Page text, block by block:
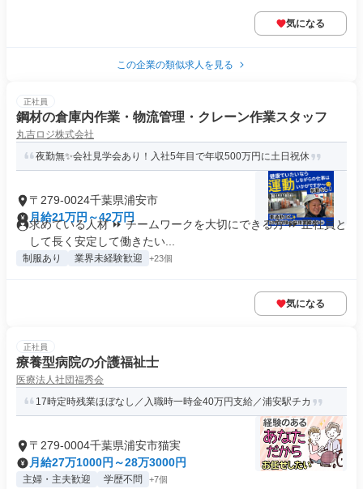
気になる
この企業の類似求人を見る
正社員
鋼材の倉庫内作業・物流管理・クレーン作業スタッフ
丸吉ロジ株式会社
夜勤無✨会社見学会あり！入社5年目で年収500万円に土日祝休
〒279-0024千葉県浦安市
月給21万円～42万円
求めている人材 ⏩ チームワークを大切にできる方 ⏩ 正社員と
して長く安定して働きたい...
制服あり 業界未経験歓迎 +23個
気になる
正社員
療養型病院の介護福祉士
医療法人社団福秀会
17時定時残業ほぼなし／入職時一時金40万円支給／浦安駅チカ
〒279-0004千葉県浦安市猫実
月給27万1000円～28万3000円
主婦・主夫歓迎 学歴不問 +7個